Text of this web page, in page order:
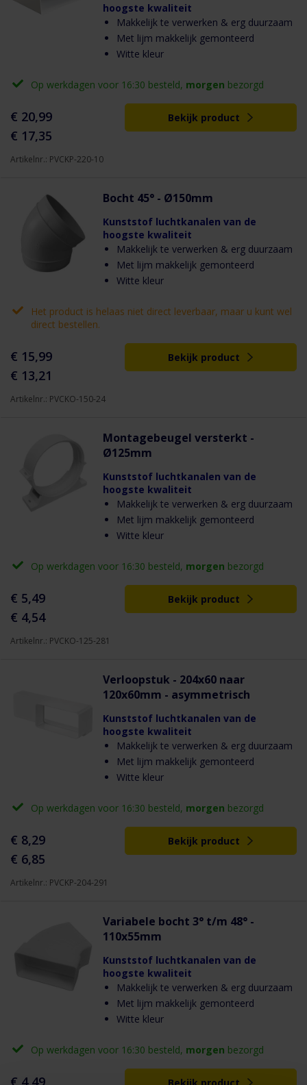
hoogste kwaliteit
Makkelijk te verwerken & erg duurzaam
Met lijm makkelijk gemonteerd
Witte kleur
€ 20,99
€ 17,35
Op werkdagen voor 16:30 besteld, morgen bezorgd
Bekijk product
Artikelnr.: PVCKP-220-10
Bocht 45° - Ø150mm
Kunststof luchtkanalen van de
hoogste kwaliteit
Makkelijk te verwerken & erg duurzaam
Met lijm makkelijk gemonteerd
Witte kleur
€ 15,99
€ 13,21
Het product is helaas niet direct leverbaar, maar u kunt wel
direct bestellen.
Bekijk product
Artikelnr.: PVCKO-150-24
Montagebeugel versterkt -
Ø125mm
Kunststof luchtkanalen van de
hoogste kwaliteit
Makkelijk te verwerken & erg duurzaam
Met lijm makkelijk gemonteerd
Witte kleur
€ 5,49
€ 4,54
Op werkdagen voor 16:30 besteld, morgen bezorgd
Bekijk product
Artikelnr.: PVCKO-125-281
Verloopstuk - 204x60 naar
120x60mm - asymmetrisch
Kunststof luchtkanalen van de
hoogste kwaliteit
Makkelijk te verwerken & erg duurzaam
Met lijm makkelijk gemonteerd
Witte kleur
€ 8,29
€ 6,85
Op werkdagen voor 16:30 besteld, morgen bezorgd
Bekijk product
Artikelnr.: PVCKP-204-291
Variabele bocht 3° t/m 48° -
110x55mm
Kunststof luchtkanalen van de
hoogste kwaliteit
Makkelijk te verwerken & erg duurzaam
Met lijm makkelijk gemonteerd
Witte kleur
€ 4,49
Op werkdagen voor 16:30 besteld, morgen bezorgd